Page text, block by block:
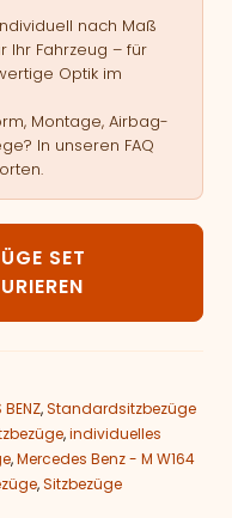
nach Maß
Ihr Fahrzeug – für
Optik im
Montage, Airbag-
In unseren FAQ
Benz - M
SET
BENZ,Standardsitzbezüge
,individuelles
,Mercedes Benz - M W164
,Sitzbezüge